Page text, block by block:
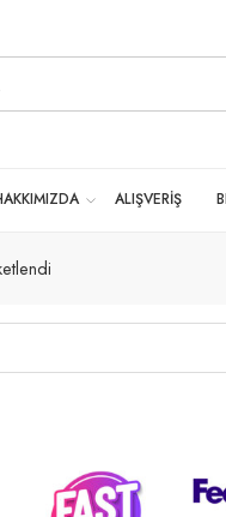
ALIŞVERİŞ